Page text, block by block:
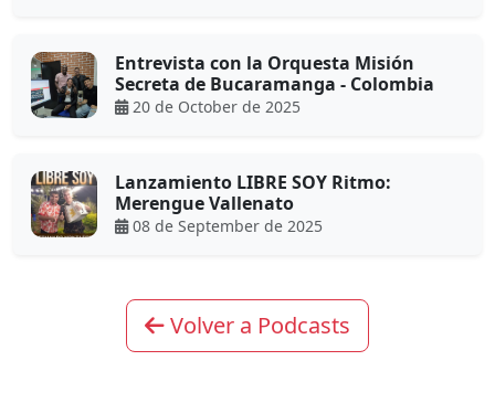
Entrevista con la Orquesta Misión
Secreta de Bucaramanga - Colombia
20 de October de 2025
Lanzamiento LIBRE SOY Ritmo:
Merengue Vallenato
08 de September de 2025
Volver a Podcasts